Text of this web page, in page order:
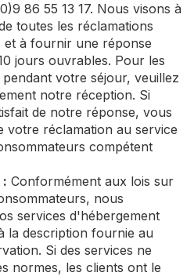
86 55 13 17. Nous visons à
toutes les réclamations
et à fournir une réponse
jours ouvrables. Pour les
votre séjour, veuillez
notre réception. Si
de notre réponse, vous
votre réclamation au service
compétent
: Conformément aux lois sur
nous
services d'hébergement
la description fournie au
Si des services ne
normes, les clients ont le